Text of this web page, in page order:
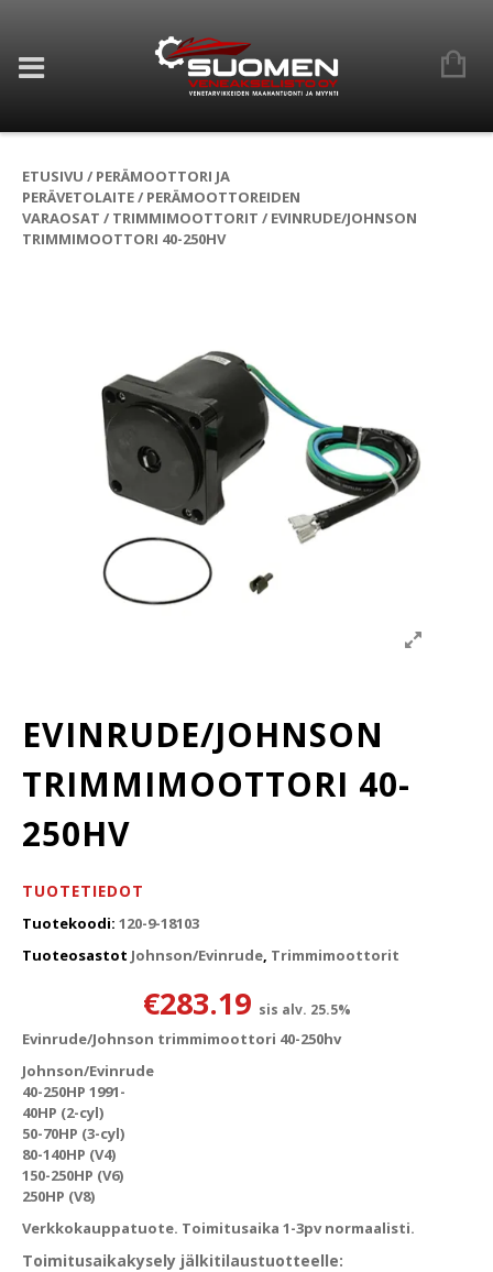
ETUSIVU / PERÄMOOTTORI JA
PERÄVETOLAITE/ PERÄMOOTTOREIDEN
VARAOSAT / TRIMMIMOOTTORIT / EVINRUDE/JOHNSON
TRIMMIMOOTTORI 40-250HV
EVINRUDE/JOHNSON
TRIMMIMOOTTORI 40-
250HV
TUOTETIEDOT
Tuotekoodi: 120-9-18103
Tuoteosastot Johnson/Evinrude, Trimmimoottorit
€283.19 sis alv. 25.5%
Evinrude/Johnson trimmimoottori 40-250hv
Johnson/Evinrude
40-250HP 1991-
40HP (2-cyl)
50-70HP (3-cyl)
80-140HP (V4)
150-250HP (V6)
250HP (V8)
Verkkokauppatuote. Toimitusaika 1-3pv normaalisti.
Toimitusaikakysely jälkitilaustuotteelle: